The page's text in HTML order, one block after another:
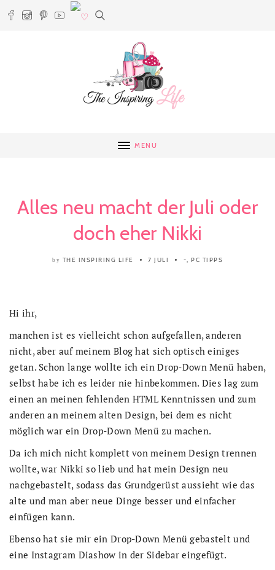
MENU
Alles neu macht der Juli oder
doch eher Nikki
by THE INSPIRING LIFE 7 JULI -, PC TIPPS
Hi ihr,
manchen ist es vielleicht schon aufgefallen, anderen
nicht, aber auf meinem Blog hat sich optisch einiges
getan. Schon lange wollte ich ein Drop-Down Menü haben,
selbst habe ich es leider nie hinbekommen. Dies lag zum
einen an meinen fehlenden HTML Kenntnissen und zum
anderen an meinem alten Design, bei dem es nicht
möglich war ein Drop-Down Menü zu machen.
Da ich mich nicht komplett von meinem Design trennen
wollte, war Nikki so lieb und hat mein Design neu
nachgebastelt, sodass das Grundgerüst aussieht wie das
alte und man aber neue Dinge besser und einfacher
einfügen kann.
Ebenso hat sie mir ein Drop-Down Menü gebastelt und
eine Instagram Diashow in der Sidebar eingefügt.